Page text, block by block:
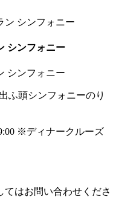
シンフォニー
シンフォニー
ふ頭シンフォニーのり
※ディナークルーズ
はお問い合わせくださ